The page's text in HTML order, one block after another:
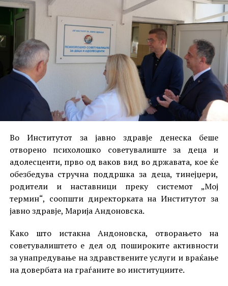
Во Институтот за јавно здравје денеска беше
отворено психолошко советувалиште за деца и
адолесценти, прво од ваков вид во државата, кое ќе
обезбедува стручна поддршка за деца, тинејџери,
родители и наставници преку системот „Мој
термин“, соопшти директорката на Институтот за
јавно здравје, Марија Андоновска.
Како што истакна Андоновска, отворањето на
советувалиштето е дел од пошироките активности
за унапредување на здравствените услуги и враќање
на довербата на граѓаните во институциите.